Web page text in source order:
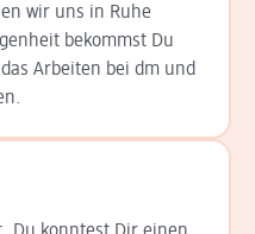
wir uns in Ruhe
bekommst Du
Arbeiten bei dm und